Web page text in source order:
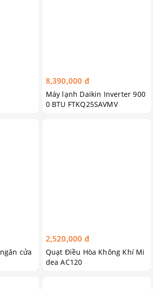
8,390,000 đ
Máy lạnh Daikin Inverter 900
0 BTU FTKQ25SAVMV
cửa
2,520,000 đ
Quạt Điều Hòa Không Khí Mi
dea AC120